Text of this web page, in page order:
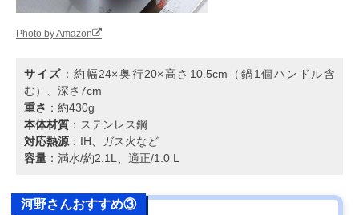
Photo by Amazon
サイズ ：約幅24×奥行20×高さ10.5cm（鍋1個ハンドル含
む）、深さ7cm
重さ ：約430g
本体材質 ：ステンレス鋼
対応熱源 ：IH、ガス火など
容量 ：満水/約2.1L、適正/1.0 L
河野さんおすすめ③